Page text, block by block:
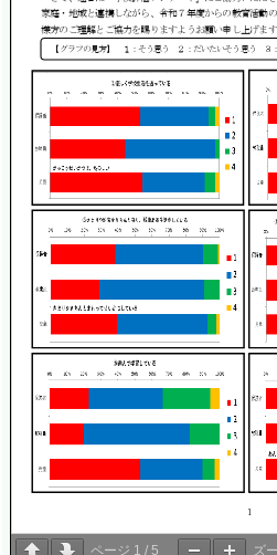
ページ 1 / 5 ズ